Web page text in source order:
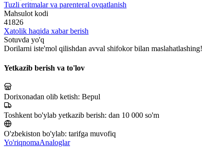
Tuzli eritmalar va parenteral ovqatlanish
Mahsulot kodi
41826
Xatolik haqida xabar berish
Sotuvda yo'q
Dorilarni iste'mol qilishdan avval shifokor bilan maslahatlashing!
Yetkazib berish va to'lov
Dorixonadan olib ketish: Bepul
Toshkent bo'ylab yetkazib berish: dan 10 000 so'm
O'zbekiston bo'ylab: tarifga muvofiq
Yo'riqnomaAnaloglar